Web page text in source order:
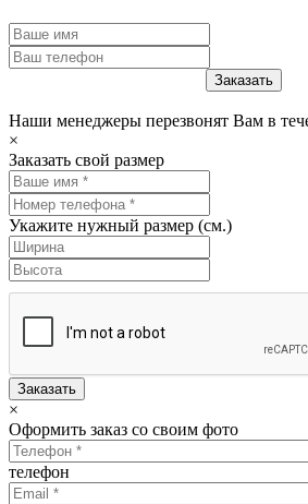
Наши менеджеры перезвонят Вам в
×
Заказать свой размер
Укажите нужный размер (см.)
Заказать
×
Оформить заказ со своим фото
телефон